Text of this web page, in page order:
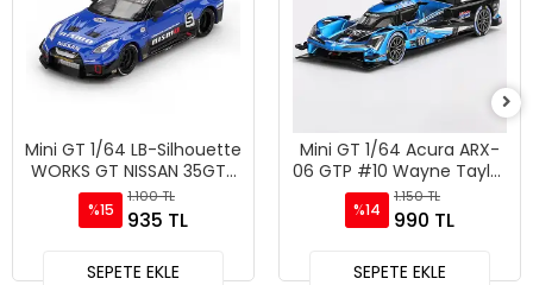
Mini GT 1/64 LB-Silhouette
WORKS GT NISSAN 35GT-
RR Ver.2 Blue - Blister
Paket MGT01124-BL
%15
1.100 TL
935 TL
SEPETE EKLE
Mini GT 1/64 Acura ARX-
06 GTP #10 Wayne Taylor
Racing with Andretti 2024
IMSA Daytona 24 Hrs -
MGT01056
%14
1.150 TL
990 TL
SEPETE EKLE